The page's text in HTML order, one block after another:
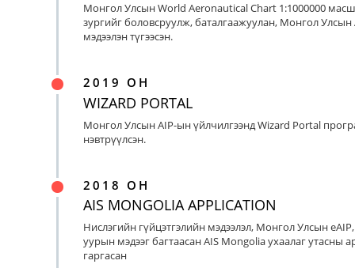
Монгол Улсын World Aeronautical Chart 1:1000000
зургийг боловсруулж, баталгаажуулан, Монгол Улсын
мэдээлэн түгээсэн.
2019 ОН
WIZARD PORTAL
Монгол Улсын AIP-ын үйлчилгээнд Wizard Portal
нэвтрүүлсэн.
2018 ОН
AIS MONGOLIA APPLICATION
Нислэгийн гүйцэтгэлийн мэдээлэл, Монгол Улсын
уурын мэдээг багтаасан AIS Mongolia ухаалаг утасны
гаргасан